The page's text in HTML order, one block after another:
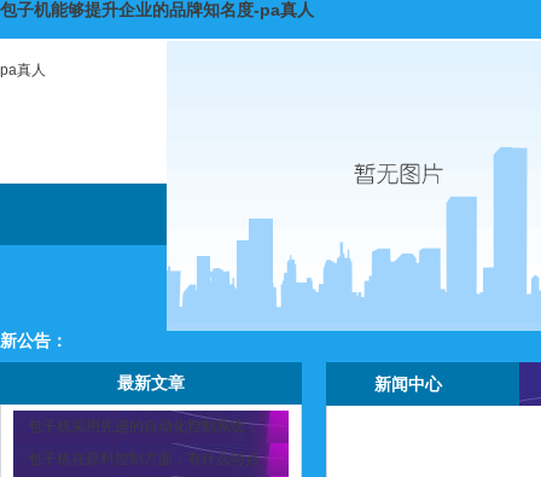
包子机能够提升企业的品牌知名度-pa真人
pa真人
新公告：
最新文章
包子机采用先进的自动化控制系统，
包子机在原料控制方面，有什么特点
新闻中心